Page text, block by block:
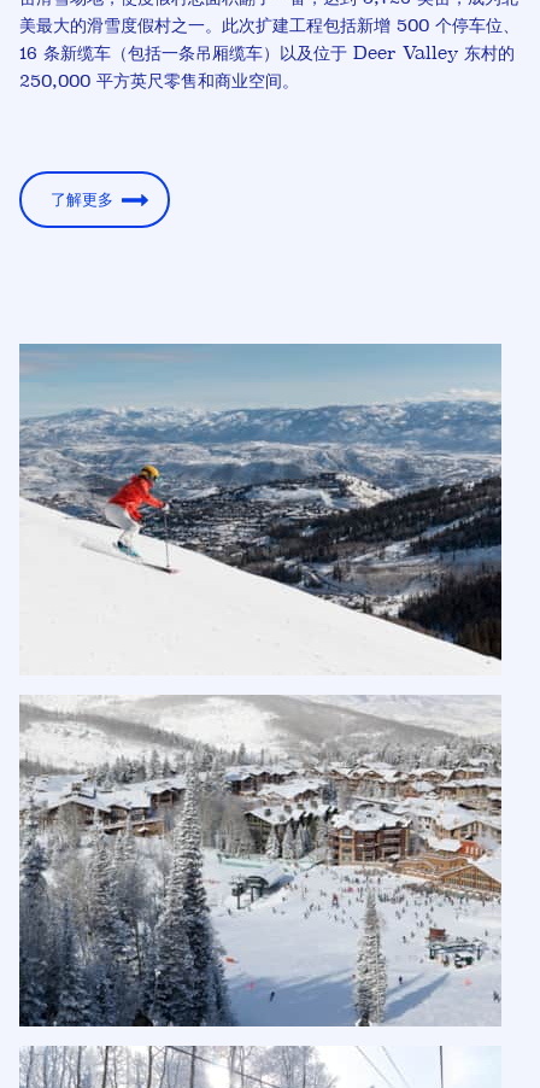
美最大的滑雪度假村之一。此次扩建工程包括新增 500 个停车位、
16 条新缆车（包括一条吊厢缆车）以及位于 Deer Valley 东村的
250,000 平方英尺零售和商业空间。
了解更多